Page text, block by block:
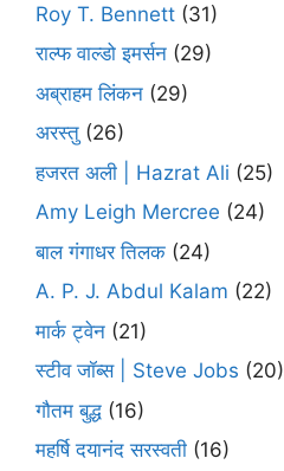
Roy T. Bennett (31)
राल्फ वाल्डो इमर्सन (29)
अब्राहम लिंकन (29)
अरस्तु (26)
हजरत अली | Hazrat Ali (25)
Amy Leigh Mercree (24)
बाल गंगाधर तिलक (24)
A. P. J. Abdul Kalam (22)
मार्क ट्वेन (21)
स्टीव जॉब्स | Steve Jobs (20)
गौतम बुद्ध (16)
महर्षि दयानंद सरस्वती (16)